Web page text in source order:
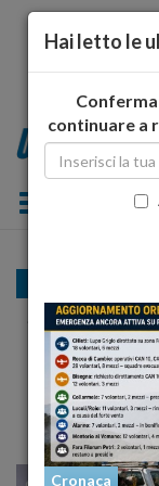
Toggle
Sospiri (Fi)
profughi
100 come
Hai letto le
Conferma
continuare a
Cronaca